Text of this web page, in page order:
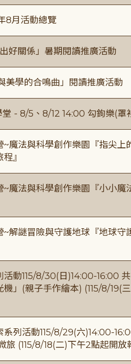
8月活動總覽
好關係」暑期閱讀推廣活動
美學的合鳴曲」閱讀推廣活動
堂 - 8/5、8/12 14:00 勾鉤樂(罩
~魔法與科學創作樂園『指尖上
』
~魔法與科學創作樂園『小小魔
~解謎冒險與守護地球『地球守
活動115/8/30(日)14:00-16:00
」(親子手作繪本) (115/8/19(
系列活動115/8/29(六)14:00-
旅 (115/8/18(二)下午2點起開放